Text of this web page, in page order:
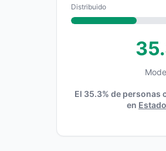
Distribuido
El 35.3% de personas
en